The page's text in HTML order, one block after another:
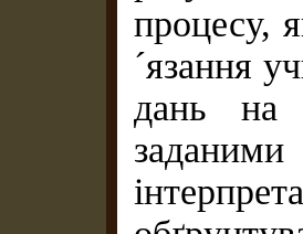
процесу,
´язання
дань на